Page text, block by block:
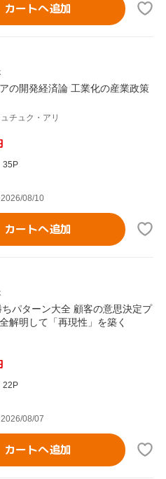
カートへ追加
の開発経済論 工業化の産業政策
チュク・アリ
35P
08/10
カートへ追加
パターン大全 顧客の意思決定プ
解明して「再現性」を築く
22P
08/07
カートへ追加